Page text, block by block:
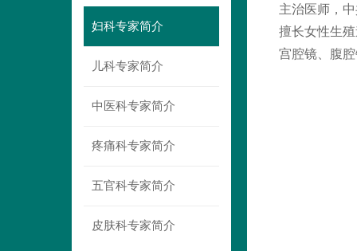
妇科专家简介
儿科专家简介
中医科专家简介
疼痛科专家简介
五官科专家简介
皮肤科专家简介
主治医师，
擅长女性生
宫腔镜、腹